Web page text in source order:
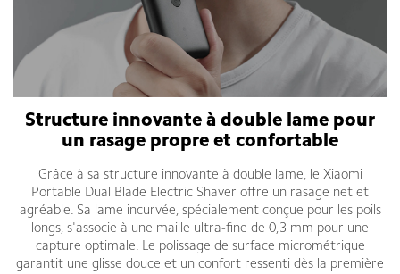
Structure innovante à double lame pour
un rasage propre et confortable
Grâce à sa structure innovante à double lame, le Xiaomi
Portable Dual Blade Electric Shaver offre un rasage net et
agréable. Sa lame incurvée, spécialement conçue pour les poils
longs, s'associe à une maille ultra-fine de 0,3 mm pour une
capture optimale. Le polissage de surface micrométrique
garantit une glisse douce et un confort ressenti dès la première